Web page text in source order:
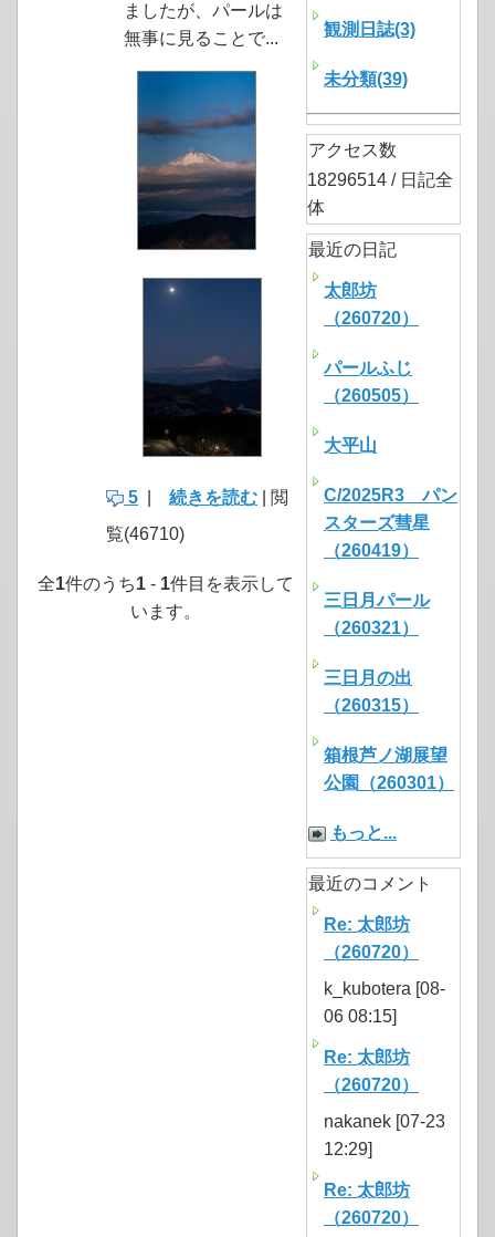
ましたが、パールは
無事に見ることで...
5 続きを読む | 閲
覧(46710)
全1件のうち1 - 1件目を表示して
います。
観測日誌(3)
未分類(39)
アクセス数
18296514 / 日記全
体
最近の日記
太郎坊
（260720）
パールふじ
（260505）
大平山
C/2025R3 パン
スターズ彗星
（260419）
三日月パール
（260321）
三日月の出
（260315）
箱根芦ノ湖展望
公園（260301）
もっと...
最近のコメント
Re: 太郎坊
（260720）
k_kubotera [08-
06 08:15]
Re: 太郎坊
（260720）
nakanek [07-23
12:29]
Re: 太郎坊
（260720）